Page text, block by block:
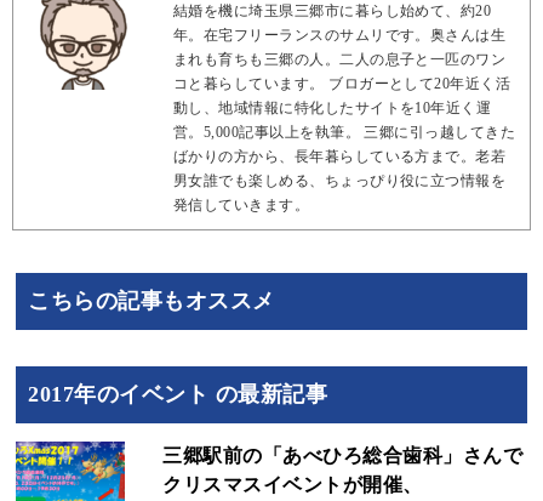
結婚を機に埼玉県三郷市に暮らし始めて、約20
年。在宅フリーランスのサムリです。奥さんは生
まれも育ちも三郷の人。二人の息子と一匹のワン
コと暮らしています。 ブロガーとして20年近く活
動し、地域情報に特化したサイトを10年近く運
営。5,000記事以上を執筆。 三郷に引っ越してきた
ばかりの方から、長年暮らしている方まで。老若
男女誰でも楽しめる、ちょっぴり役に立つ情報を
発信していきます。
こちらの記事もオススメ
2017年のイベント の最新記事
三郷駅前の「あべひろ総合歯科」さんで
クリスマスイベントが開催、